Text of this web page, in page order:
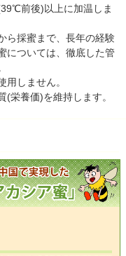
前後)以上に加温しま
ら採蜜まで、長年の経験
については、徹底した管
用しません。
(栄養価)を維持します。